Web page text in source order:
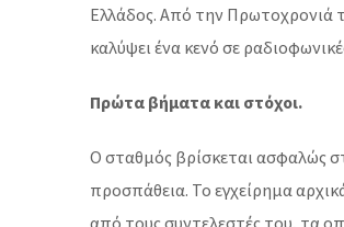
Ελλάδος. Από την Πρωτοχρονιά
καλύψει ένα κενό σε
Πρώτα βήματα και στόχοι.
Ο σταθμός βρίσκεται ασφαλώς
προσπάθεια. Το εγχείρημα
από τους συντελεστές του, τα